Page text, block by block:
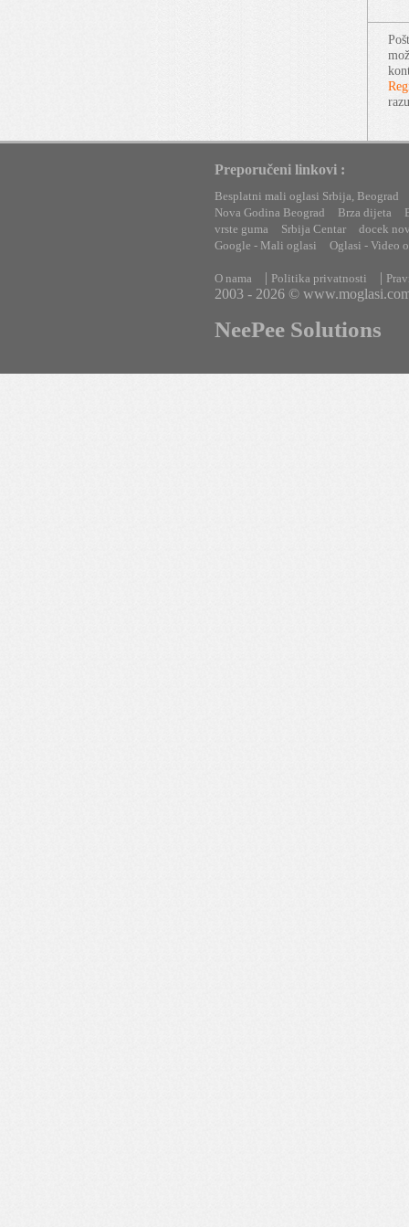
Preporučeni linkovi :
Besplatni mali oglasi Srbija, Beograd
Nova Godina Beograd
Brza dijeta
vrste guma
Srbija Centar
docek
Google - Mali oglasi
Oglasi - Video
O nama | Politika privatnosti |
2003 - 2026 ©
NeePee Solutions